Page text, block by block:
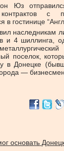
Юз
с
в гостинице
наследникам
и 4 шиллинга,
поселок,
в Донецке
—
основать